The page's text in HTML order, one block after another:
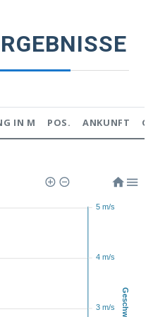
IN M POS. ANKUNFT
5 m/s
4 m/s
3 m/s